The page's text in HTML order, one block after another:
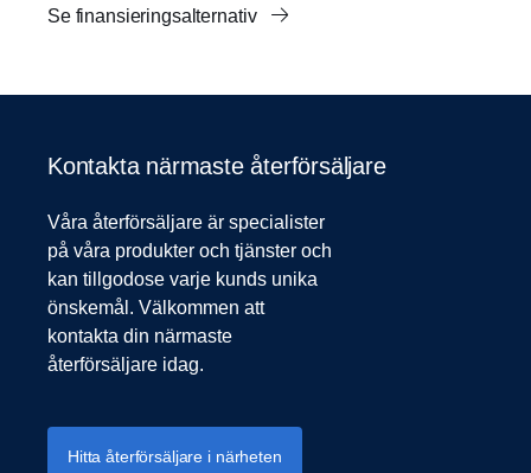
Se finansieringsalternativ
Kontakta närmaste återförsäljare
Våra återförsäljare är specialister
på våra produkter och tjänster och
kan tillgodose varje kunds unika
önskemål. Välkommen att
kontakta din närmaste
återförsäljare idag.
Hitta återförsäljare i närheten